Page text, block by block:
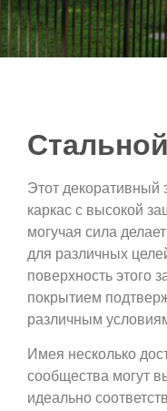
Этот декоративный
каркас с высокой
могучая сила
для различных
поверхность этого
покрытием
различным
Имея несколько
сообщества могут
идеально